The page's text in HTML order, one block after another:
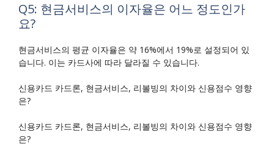
Q5: 현금서비스의 이자율은 어느 정도인가
요?
현금서비스의 평균 이자율은 약 16%에서 19%로 설정되어 있
습니다. 이는 카드사에 따라 달라질 수 있습니다.
신용카드 카드론, 현금서비스, 리볼빙의 차이와 신용점수 영향
은?
신용카드 카드론, 현금서비스, 리볼빙의 차이와 신용점수 영향
은?